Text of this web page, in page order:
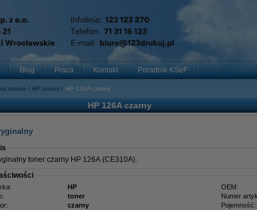
Blog Praca Kontakt Poradnik KSeF
tonera HP tonery HP 126A czarny
HP 126A czarny
toner czarny HP 126A (CE310A).
HP OEM:
toner Numer
czarny Pojemność: